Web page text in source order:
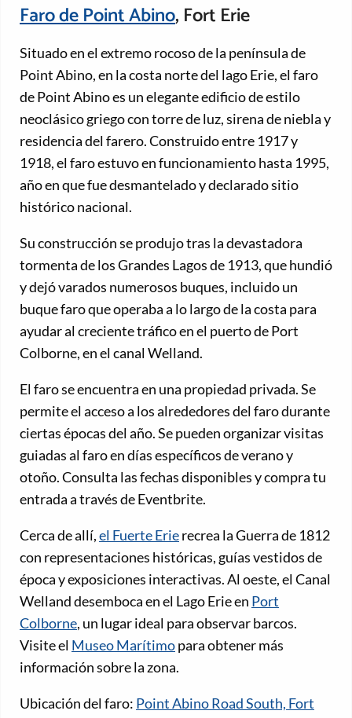
Faro de Point Abino, Fort Erie
Situado en el extremo rocoso de la península de
Point Abino, en la costa norte del lago Erie, el faro
de Point Abino es un elegante edificio de estilo
neoclásico griego con torre de luz, sirena de niebla y
residencia del farero. Construido entre 1917 y
1918, el faro estuvo en funcionamiento hasta 1995,
año en que fue desmantelado y declarado sitio
histórico nacional.
Su construcción se produjo tras la devastadora
tormenta de los Grandes Lagos de 1913, que hundió
y dejó varados numerosos buques, incluido un
buque faro que operaba a lo largo de la costa para
ayudar al creciente tráfico en el puerto de Port
Colborne, en el canal Welland.
El faro se encuentra en una propiedad privada. Se
permite el acceso a los alrededores del faro durante
ciertas épocas del año. Se pueden organizar visitas
guiadas al faro en días específicos de verano y
otoño. Consulta las fechas disponibles y compra tu
entrada a través de Eventbrite.
Cerca de allí,el Fuerte Erierecrea la Guerra de 1812
con representaciones históricas, guías vestidos de
época y exposiciones interactivas. Al oeste, el Canal
Welland desemboca en el Lago Erie en Port
Colborne, un lugar ideal para observar barcos.
Visite el Museo Marítimopara obtener más
información sobre la zona.
Ubicación del faro: Point Abino Road South, Fort